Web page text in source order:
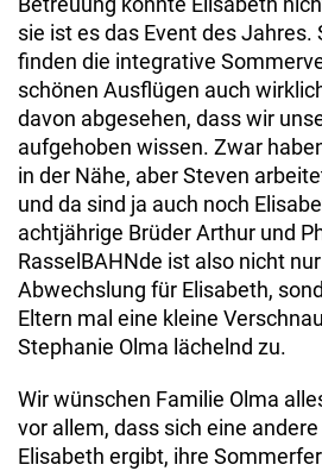
sie ist es das Event des Jahres.
finden die integrative
schönen Ausflügen auch
davon abgesehen, dass wir
aufgehoben wissen. Zwar
in der Nähe, aber Steven
und da sind ja auch noch
achtjährige Brüder Arthur und
RasselBAHNde ist also nicht
Abwechslung für Elisabeth,
Eltern mal eine kleine
Stephanie Olma lächelnd zu.
Wir wünschen Familie Olma
vor allem, dass sich eine
Elisabeth ergibt, ihre